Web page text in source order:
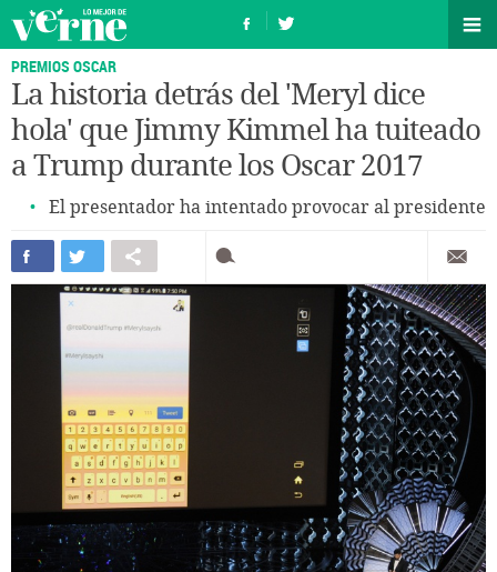
PREMIOS OSCAR
La historia detrás del 'Meryl dice
hola' que Jimmy Kimmel ha tuiteado
a Trump durante los Oscar 2017
El presentador ha intentado provocar al presidente